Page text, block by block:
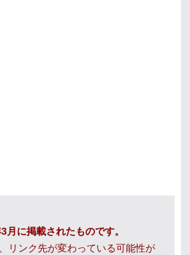
月に掲載されたものです。
リンク先が変わっている可能性が